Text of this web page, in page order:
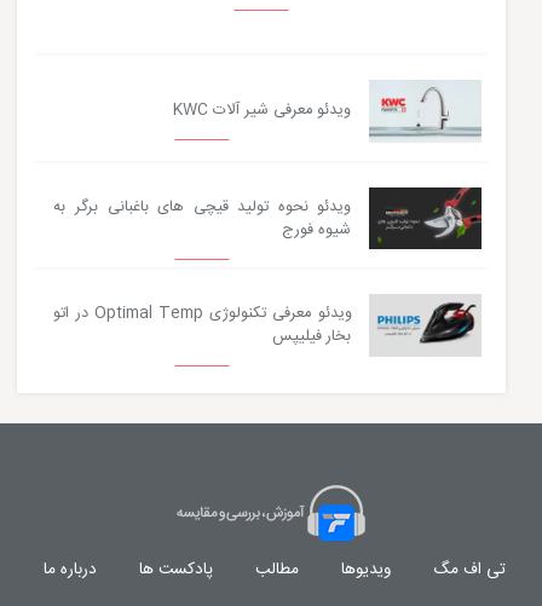
ویدئو معرفی شیر آلات KWC
ویدئو نحوه تولید قیچی های باغبانی برگر به
شیوه فورج
ویدئو معرفی تکنولوژی Optimal Temp در اتو
بخار فیلیپس
تی اف مگ ویدیوها مطالب پادکست ها درباره ما